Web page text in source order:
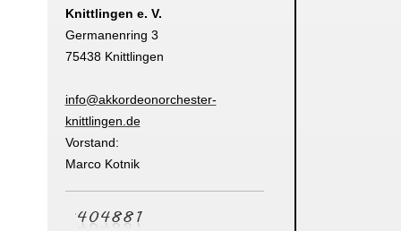
Knittlingen e. V.
Germanenring 3
75438 Knittlingen
info@akkordeonorchester-
knittlingen.de
Vorstand:
Marco Kotnik